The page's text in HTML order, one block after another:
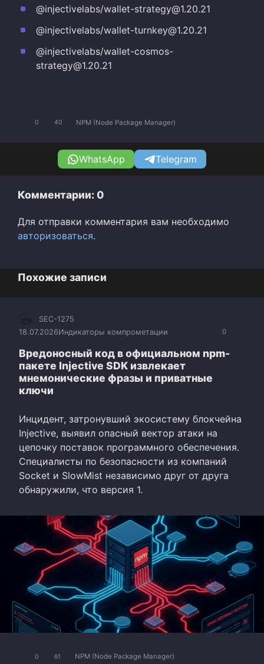
@injectivelabs/wallet-strategy@1.20.21
@injectivelabs/wallet-turnkey@1.20.21
@injectivelabs/wallet-cosmos-
strategy@1.20.21
0 40 NPM (Node Package Manager)
WhatsApp Telegram
Комментарии: 0
Для отправки комментария вам необходимо
авторизоваться.
Похожие записи
0
SEC-1275
18.07.2026Индикаторы компрометации
Вредоносный код в официальном npm-
пакете Injective SDK извлекает
мнемонические фразы и приватные
ключи
Инцидент, затронувший экосистему блокчейна
Injective, выявил опасный вектор атаки на
цепочку поставок программного обеспечения.
Специалисты по безопасности из компаний
Socket и SlowMist независимо друг от друга
обнаружили, что версия 1.
0 61 NPM (Node Package Manager)